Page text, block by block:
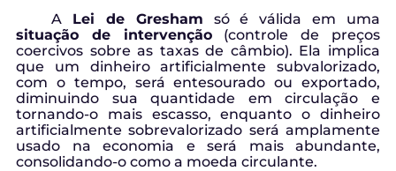
A Lei de Gresham só é válida em uma
situação de intervenção(controle de preços
coercivos sobre as taxas de câmbio). Ela implica
que um dinheiro artificialmente subvalorizado,
com o tempo, será entesourado ou exportado,
diminuindo sua quantidade em circulação e
tornando-o mais escasso, enquanto o dinheiro
artificialmente sobrevalorizado será amplamente
usado na economia e será mais abundante,
consolidando-o como a moeda circulante.